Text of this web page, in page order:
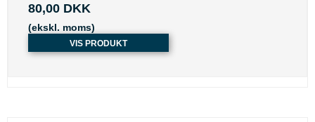
80,00 DKK
(ekskl. moms)
VIS PRODUKT